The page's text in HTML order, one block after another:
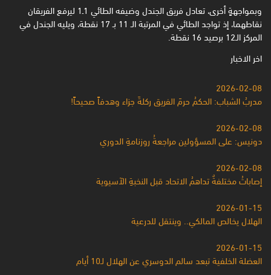
وبمواجهةٍ أخرى، تعادل فريق الجندل وضيفه الطائي 1ـ1 ليرفع الفريقان
نقاطهما، إذ تواجد الطائي في المرتبة الـ 11 بـ 17 نقطة، ويليه الجندل في
المركز الـ12 برصيد 16 نقطة.
اخر الاخبار
2026-02-08
مدربُ الشباب: الحكمُ حرمَ الفريق ركلةَ جزاء وهدفاً صحيحاً!
2026-02-08
دونيس: على المسؤولين مراجعةُ روزنامةِ الدوري
2026-02-08
إصاباتُ مختلفةٌ تداهمُ الاتحاد قبل النخبةِ الآسيوية
2026-01-15
الهلال يخالص المالكي.. وينتقل للدرعية
2026-01-15
العضلة الخلفية تبعد سالم الدوسري عن الهلال لـ10 أيام